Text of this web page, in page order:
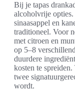
Bij je tapas
alcoholvrije opties.
sinaasappel en
traditioneel. Voor
met citroen en
op 5–8
duurdere
kosten te
twee
wordt.